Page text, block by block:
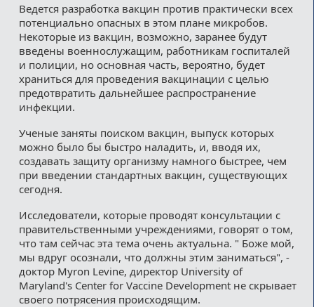
Ведется разработка вакцин против практически всех
потенциально опасных в этом плане микробов.
Некоторые из вакцин, возможно, заранее будут
введены военнослужащим, работникам госпиталей
и полиции, но основная часть, вероятно, будет
храниться для проведения вакцинации с целью
предотвратить дальнейшее распространение
инфекции.
Ученые заняты поиском вакцин, выпуск которых
можно было бы быстро наладить, и, вводя их,
создавать защиту организму намного быстрее, чем
при введении стандартных вакцин, существующих
сегодня.
Исследователи, которые проводят консультации с
правительственными учреждениями, говорят о том,
что там сейчас эта тема очень актуальна. " Боже мой,
мы вдруг осознали, что должны этим заниматься", -
доктор Myron Levine, директор University of
Maryland's Center for Vaccine Development не скрывает
своего потрясения происходящим.